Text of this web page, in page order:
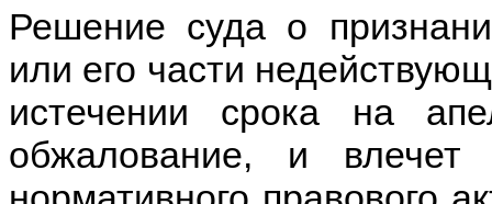
Решение суда о
или его части
истечении срока на
обжалование, и